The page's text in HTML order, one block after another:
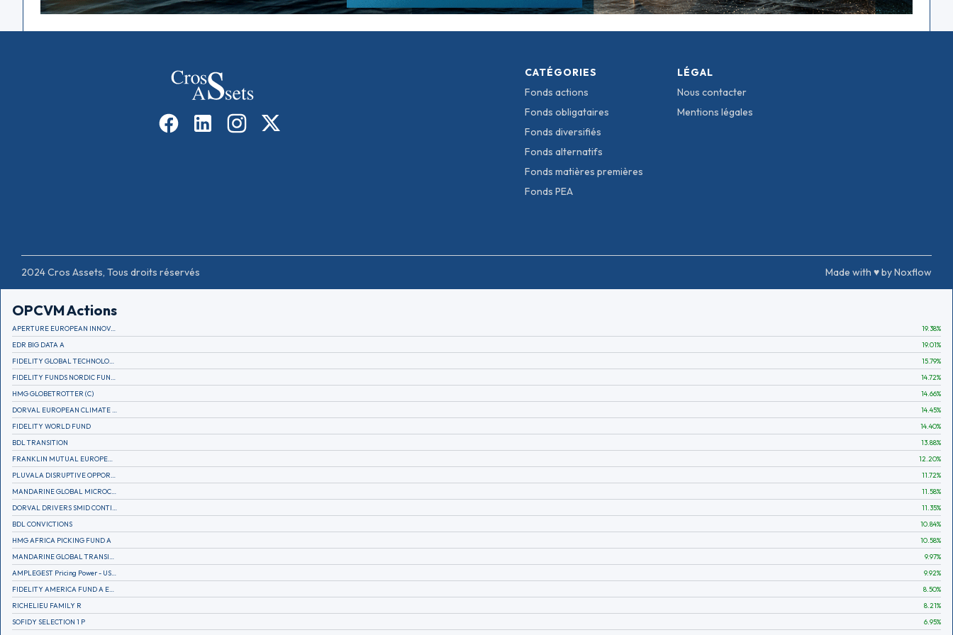
CATÉGORIES
Fonds actions
Fonds obligataires
Fonds diversifiés
Fonds alternatifs
Fonds matières premières
Fonds PEA
LÉGAL
Nous contacter
Mentions légales
2024 Cros Assets, Tous droits réservés Made with ♥ by Noxflow
OPCVM Actions
APERTURE EUROPEAN INNOVATION 19.38%
EDR BIG DATA A
19.01%
15.79%
14.72%
HMG GLOBETROTTER (C)
14.66%
14.45%
FIDELITY WORLD FUND
14.40%
BDL TRANSITION
13.88%
12.20%
11.72%
11.58%
11.35%
BDL CONVICTIONS
10.84%
HMG AFRICA PICKING FUND A
10.58%
9.97%
9.92%
8.50%
RICHELIEU FAMILY R
8.21%
SOFIDY SELECTION 1 P
6.95%